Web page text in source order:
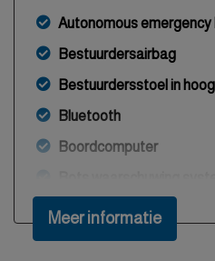
Autonomous emergency
Bestuurdersairbag
Bestuurdersstoel in
Bluetooth
Boordcomputer
Brake assist system
Buitentemperatuurmeter
Meer informatie